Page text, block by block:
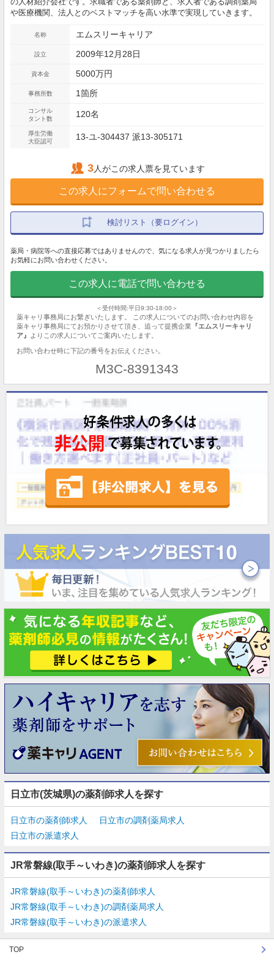
や医療機関、法人とのベストマッチを高い水準で実現していきます。
名称 エムスリーキャリア
設立 2009年12月28日
資本金 5000万円
事務所数 1箇所
コンサル
タント数
120名
厚生労働
大臣認可
13-ユ-304437 派13-305171
3人がこの求人票を見ています
この求人にフォームで問い合わせる
検討リスト（要ログイン）
薬局・病院等への直接応募ではありませんので、気になる求人が見つかりましたら
お気軽にお問い合わせください。
この求人に電話で問い合わせる
＜受付時間:平日9:30-18:00＞
薬キャリ事務局にお繋ぎいたします。 この求人についてのお問い合わせ内容を
薬キャリ事務局にてお預かりさせて頂き、追って提携企業 『エムスリーキャリ
ア』
よりこの求人についてご案内いたします。
お問い合わせ時に下記の番号をお伝えください。
M3C-8391343
日立市(茨城県)の薬剤師求人を探す
日立市の薬剤師求人
日立市の調剤薬局求人
日立市の派遣求人
JR常磐線(取手～いわき)の薬剤師求人を探す
JR常磐線(取手～いわき)の薬剤師求人
JR常磐線(取手～いわき)の調剤薬局求人
JR常磐線(取手～いわき)の派遣求人
TOP